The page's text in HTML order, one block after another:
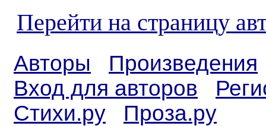
Перейти на страницу
Авторы
Произведения
Вход для авторов
Стихи.ру
Проза.ру